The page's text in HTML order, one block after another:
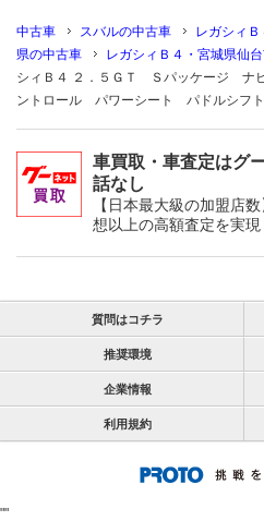
中古車 スバルの中古車 レガシィ
県の中古車
レガシィＢ４・宮城県仙
シィＢ４ ２．５ＧＴ Ｓパッケージ
ントロール パワーシート パドルシフ
車買取・車査定はグ
話なし
【日本最大級の加盟店
想以上の高額査定を実現
質問はコチラ
推奨環境
企業情報
利用規約
""